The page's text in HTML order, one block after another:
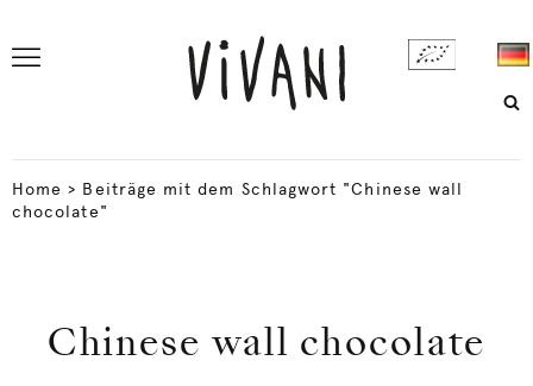
Home > Beiträge mit dem Schlagwort "Chinese wall
chocolate"
Chinese wall chocolate